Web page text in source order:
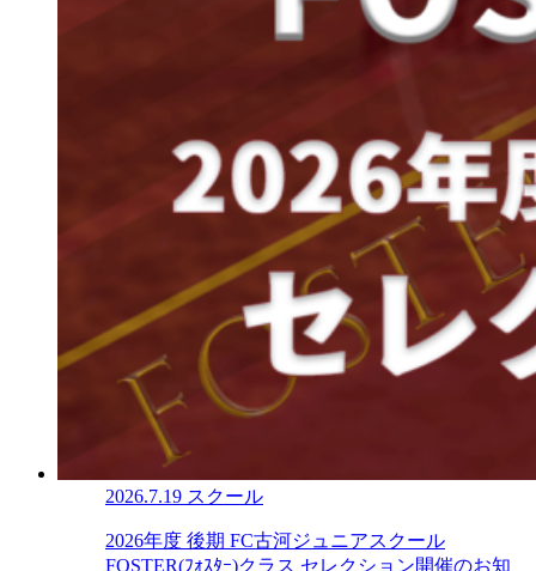
2026.7.19 スクール
2026年度 後期 FC古河ジュニアスクール
FOSTER(ﾌｫｽﾀｰ)クラス セレクション開催のお知